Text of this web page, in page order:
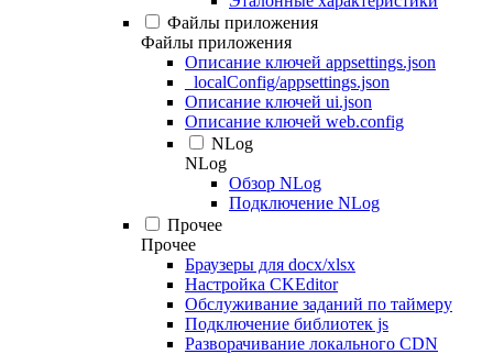
Файлы приложения
Файлы приложения
Описание ключей appsettings.json
_localConfig/appsettings.json
Описание ключей ui.json
Описание ключей web.config
NLog
NLog
Обзор NLog
Подключение NLog
Прочее
Прочее
Браузеры для docx/xlsx
Настройка CKEditor
Обслуживание заданий по таймеру
Подключение библиотек js
Разворачивание локального CDN